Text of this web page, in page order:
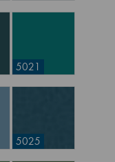
5021
5025